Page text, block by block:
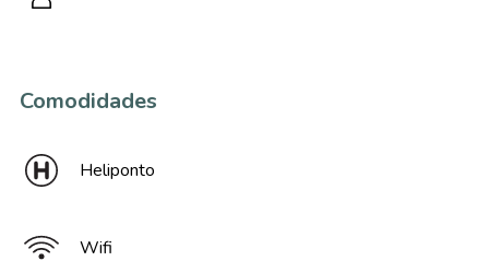
Comodidades
Heliponto
Wifi